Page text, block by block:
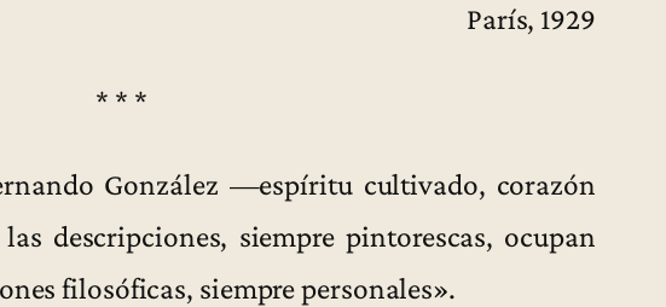
París, 1929
* * *
González —espíritu cultivado, corazón
descripciones, siempre pintorescas, ocupan
filosóficas, siempre personales».